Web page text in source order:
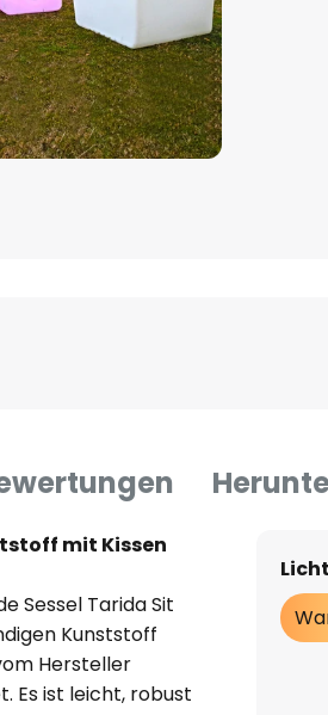
mit Kissen
Sessel Tarida Sit
Kunststoff
Hersteller
Es ist leicht, robust